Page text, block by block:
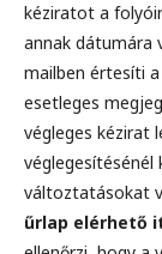
kéziratot a
annak dátumára
mailben értesíti
esetleges
végleges kézirat
véglegesítésénél
változtatásokat
űrlap elérhető